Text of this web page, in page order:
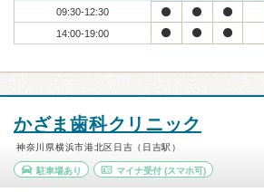
09:30-12:30
14:00-19:00
かざま歯科クリニック
神奈川県横浜市港北区日吉（日吉駅）
駐車場あり マイナ受付(スマホ可)